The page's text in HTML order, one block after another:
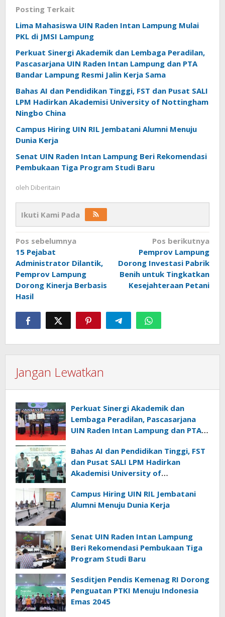
Posting Terkait
Lima Mahasiswa UIN Raden Intan Lampung Mulai
PKL di JMSI Lampung
Perkuat Sinergi Akademik dan Lembaga Peradilan,
Pascasarjana UIN Raden Intan Lampung dan PTA
Bandar Lampung Resmi Jalin Kerja Sama
Bahas AI dan Pendidikan Tinggi, FST dan Pusat SALI
LPM Hadirkan Akademisi University of Nottingham
Ningbo China
Campus Hiring UIN RIL Jembatani Alumni Menuju
Dunia Kerja
Senat UIN Raden Intan Lampung Beri Rekomendasi
Pembukaan Tiga Program Studi Baru
oleh Diberitain
Ikuti Kami Pada
Navigasi
pos
Pos sebelumnya
15 Pejabat
Administrator Dilantik,
Pemprov Lampung
Dorong Kinerja Berbasis
Hasil
Pos berikutnya
Pemprov Lampung
Dorong Investasi Pabrik
Benih untuk Tingkatkan
Kesejahteraan Petani
Jangan Lewatkan
Perkuat Sinergi Akademik dan
Lembaga Peradilan, Pascasarjana
UIN Raden Intan Lampung dan PTA
Sama
Bahas AI dan Pendidikan Tinggi, FST
dan Pusat SALI LPM Hadirkan
Akademisi University of
Campus Hiring UIN RIL Jembatani
Alumni Menuju Dunia Kerja
Senat UIN Raden Intan Lampung
Beri Rekomendasi Pembukaan Tiga
Program Studi Baru
Sesditjen Pendis Kemenag RI Dorong
Penguatan PTKI Menuju Indonesia
Emas 2045